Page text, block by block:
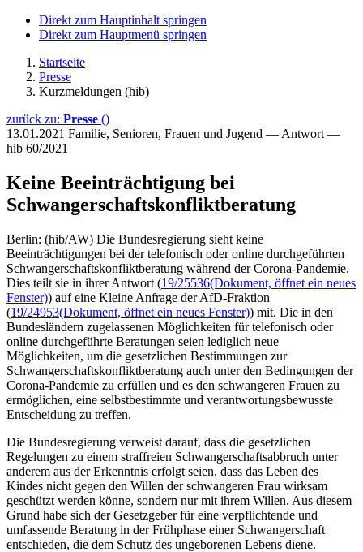
Direkt zum Hauptinhalt springen
Direkt zum Hauptmenü springen
Startseite
Presse
Kurzmeldungen (hib)
zurück zu: Presse ()
13.01.2021 Familie, Senioren, Frauen und Jugend — Antwort —
hib 60/2021
Keine Beeinträchtigung bei
Schwangerschaftskonfliktberatung
Berlin: (hib/AW) Die Bundesregierung sieht keine
Beeinträchtigungen bei der telefonisch oder online durchgeführten
Schwangerschaftskonfliktberatung während der Corona-Pandemie.
Dies teilt sie in ihrer Antwort (19/25536(Dokument, öffnet ein neues
Fenster)) auf eine Kleine Anfrage der AfD-Fraktion
(19/24953(Dokument, öffnet ein neues Fenster)) mit. Die in den
Bundesländern zugelassenen Möglichkeiten für telefonisch oder
online durchgeführte Beratungen seien lediglich neue
Möglichkeiten, um die gesetzlichen Bestimmungen zur
Schwangerschaftskonfliktberatung auch unter den Bedingungen der
Corona-Pandemie zu erfüllen und es den schwangeren Frauen zu
ermöglichen, eine selbstbestimmte und verantwortungsbewusste
Entscheidung zu treffen.
Die Bundesregierung verweist darauf, dass die gesetzlichen
Regelungen zu einem straffreien Schwangerschaftsabbruch unter
anderem aus der Erkenntnis erfolgt seien, dass das Leben des
Kindes nicht gegen den Willen der schwangeren Frau wirksam
geschützt werden könne, sondern nur mit ihrem Willen. Aus diesem
Grund habe sich der Gesetzgeber für eine verpflichtende und
umfassende Beratung in der Frühphase einer Schwangerschaft
entschieden, die dem Schutz des ungeborenen Lebens diene.